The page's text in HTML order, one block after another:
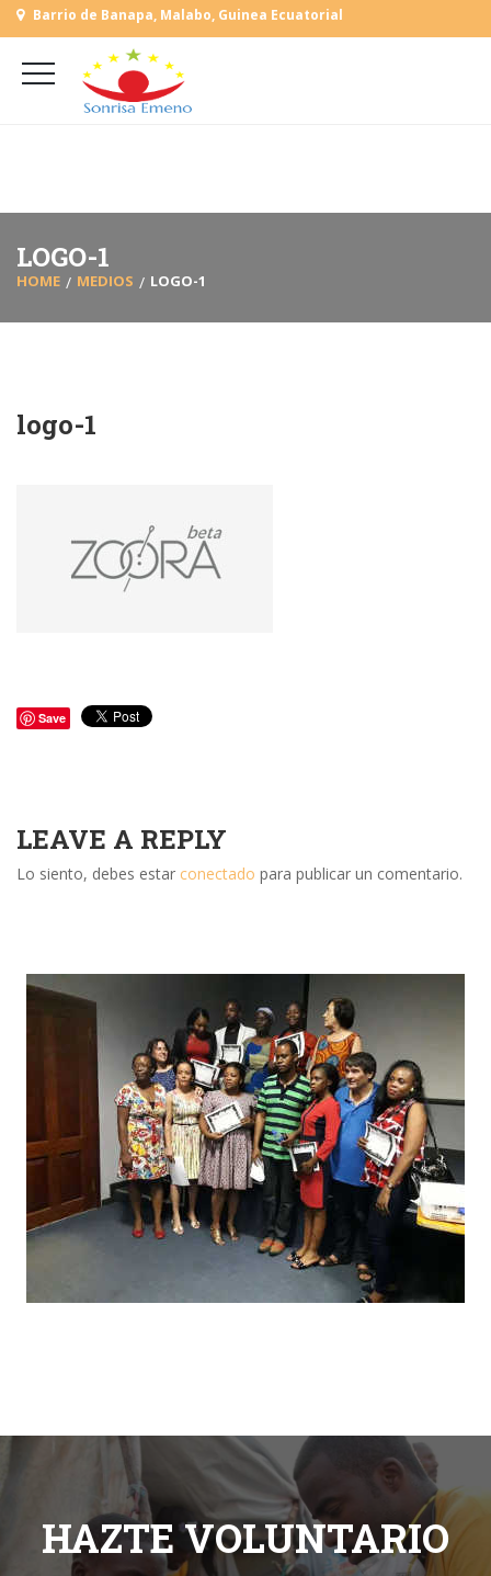
Barrio de Banapa, Malabo, Guinea Ecuatorial
(+240) 555 818930
L-V: 9:00-15:00 Sab, Dom: Cerrado
LOGO-1
HOME MEDIOS LOGO-1
logo-1
Save
LEAVE A REPLY
Lo siento, debes estar conectado para publicar un comentario.
HAZTE VOLUNTARIO